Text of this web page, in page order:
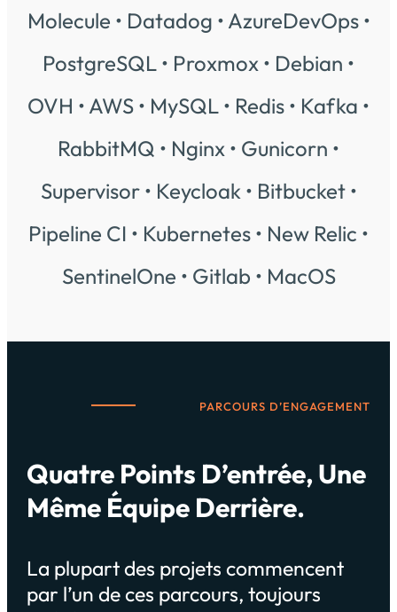
Molecule • Datadog • AzureDevOps •
PostgreSQL • Proxmox • Debian •
OVH • AWS • MySQL • Redis • Kafka •
RabbitMQ • Nginx • Gunicorn •
Supervisor • Keycloak • Bitbucket •
Pipeline CI • Kubernetes • New Relic •
SentinelOne • Gitlab • MacOS
PARCOURS D’ENGAGEMENT
Quatre Points D’entrée, Une
Même Équipe Derrière.
La plupart des projets commencent
par l’un de ces parcours, toujours